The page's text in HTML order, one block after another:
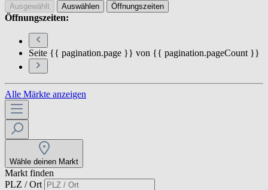
Ausgewählt Auswählen Öffnungszeiten
Öffnungszeiten:
Seite {{ pagination.page }} von {{ pagination.pageCount }}
Alle Märkte anzeigen
Wähle deinen Markt
Markt finden
PLZ / Ort